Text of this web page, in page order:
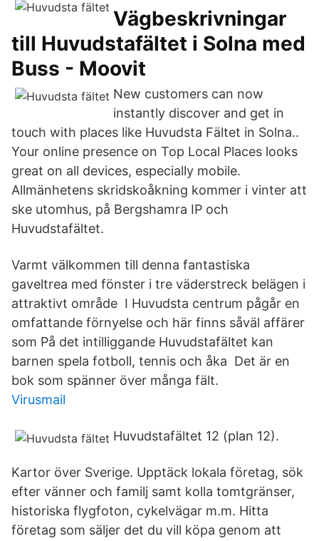
Vägbeskrivningar
till Huvudstafältet i Solna med
Buss - Moovit
New customers can now
instantly discover and get in
touch with places like Huvudsta Fältet in Solna..
Your online presence on Top Local Places looks
great on all devices, especially mobile.
Allmänhetens skridskoåkning kommer i vinter att
ske utomhus, på Bergshamra IP och
Huvudstafältet.
Varmt välkommen till denna fantastiska
gaveltrea med fönster i tre väderstreck belägen i
attraktivt område I Huvudsta centrum pågår en
omfattande förnyelse och här finns såväl affärer
som På det intilliggande Huvudstafältet kan
barnen spela fotboll, tennis och åka Det är en
bok som spänner över många fält.
Virusmail
Huvudstafältet 12 (plan 12).
Kartor över Sverige. Upptäck lokala företag, sök
efter vänner och familj samt kolla tomtgränser,
historiska flygfoton, cykelvägar m.m. Hitta
företag som säljer det du vill köpa genom att